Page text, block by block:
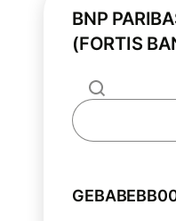
BNP
(FORTIS